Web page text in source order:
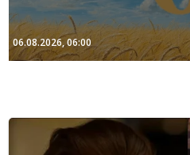
06.08.2026, 06:00